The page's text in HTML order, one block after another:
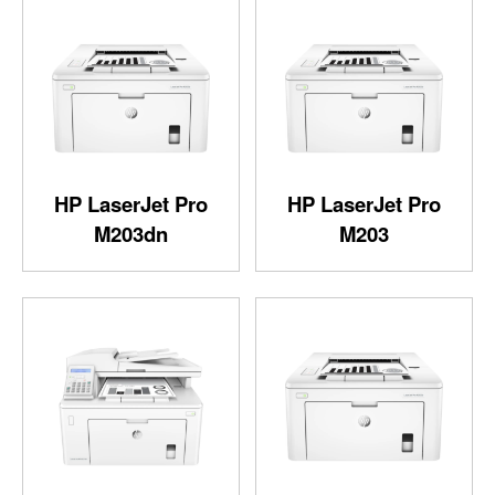
HP LaserJet Pro
M203
HP LaserJet Pro
M203dn